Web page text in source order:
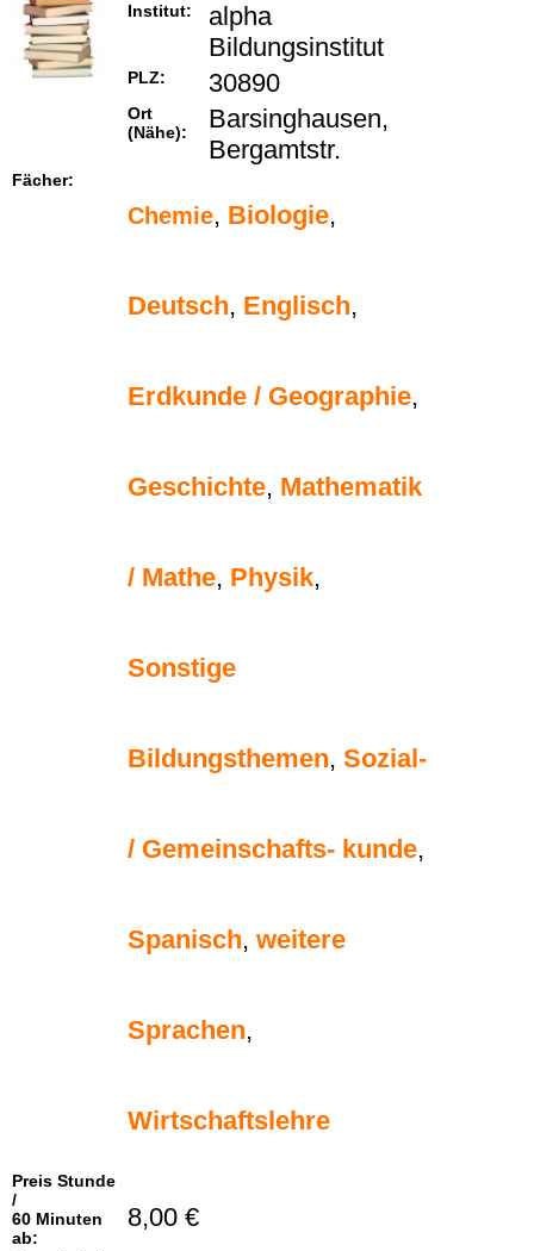
Institut:
alpha
Bildungsinstitut
PLZ: 30890
Ort
(Nähe):
Barsinghausen,
Bergamtstr.
Fächer:
Chemie, Biologie,
Deutsch, Englisch,
Erdkunde / Geographie,
Geschichte, Mathematik
/ Mathe, Physik,
Sonstige
Bildungsthemen, Sozial-
/ Gemeinschafts- kunde,
Spanisch, weitere
Sprachen,
Wirtschaftslehre
Preis Stunde
/
60 Minuten
ab:
8,00 €